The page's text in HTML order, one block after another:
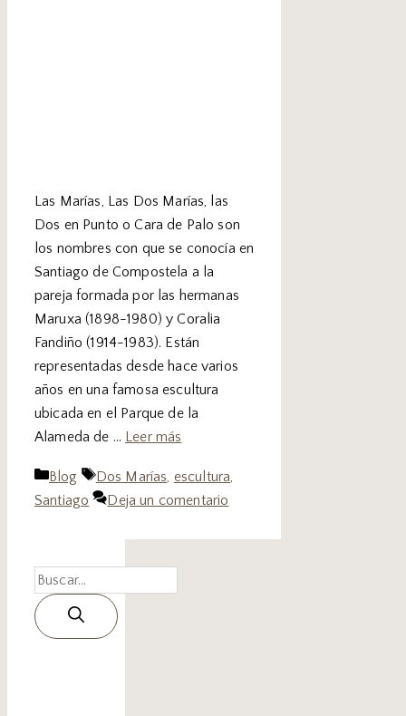
Las Marías, Las Dos Marías, las
Dos en Punto o Cara de Palo son
los nombres con que se conocía en
Santiago de Compostela a la
pareja formada por las hermanas
Maruxa (1898-1980) y Coralia
Fandiño (1914-1983). Están
representadas desde hace varios
años en una famosa escultura
ubicada en el Parque de la
Alameda de … Leer más
Blog Dos Marías, escultura,
Santiago
Deja un comentario